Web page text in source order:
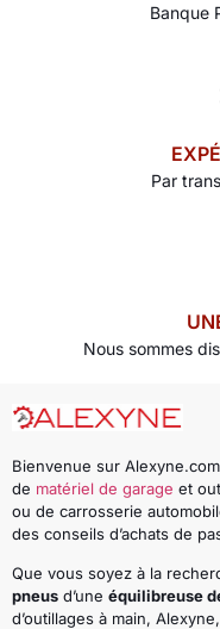
Banque
Par
Nous sommes
Bienvenue sur
de matériel de garage et
ou de carrosserie
des conseils d’achats de
Que vous soyez à la
pneus d’une équilibreuse
d’outillages à main,